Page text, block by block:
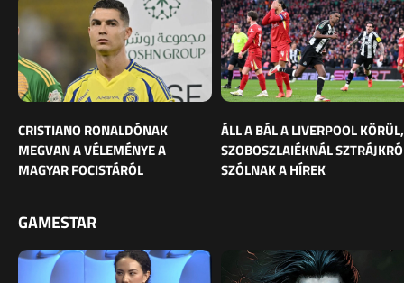
CRISTIANO RONALDÓNAK
MEGVAN A VÉLEMÉNYE A
MAGYAR FOCISTÁRÓL
ÁLL A BÁL A LIVERPOOL KÖRÜL,
SZOBOSZLAIÉKNÁL
SZÓLNAK A HÍREK
GAMESTAR